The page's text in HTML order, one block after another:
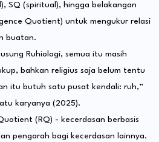
SQ (spiritual), hingga belakangan
Quotient) untuk mengukur relasi
buatan.
Ruhiologi, semua itu masih
bahkan religius saja belum tentu
itu butuh satu pusat kendali: ruh,”
karyanya (2025).
(RQ) - kecerdasan berbasis
pengarah bagi kecerdasan lainnya.